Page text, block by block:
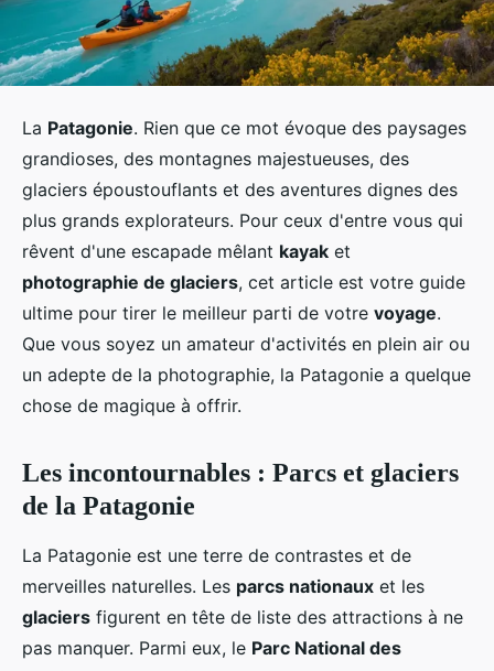
La Patagonie. Rien que ce mot évoque des paysages
grandioses, des montagnes majestueuses, des
glaciers époustouflants et des aventures dignes des
plus grands explorateurs. Pour ceux d'entre vous qui
rêvent d'une escapade mêlant kayak et
photographie de glaciers, cet article est votre guide
ultime pour tirer le meilleur parti de votre voyage.
Que vous soyez un amateur d'activités en plein air ou
un adepte de la photographie, la Patagonie a quelque
chose de magique à offrir.
Les incontournables : Parcs et glaciers
de la Patagonie
La Patagonie est une terre de contrastes et de
merveilles naturelles. Les parcs nationaux et les
glaciers figurent en tête de liste des attractions à ne
pas manquer. Parmi eux, le Parc National des